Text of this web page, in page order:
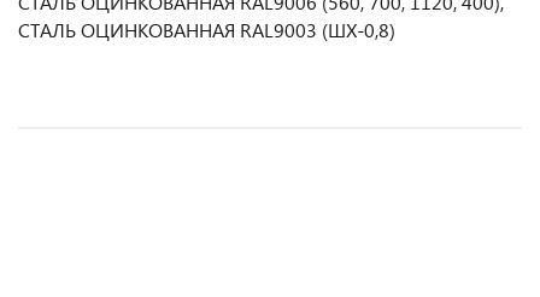
СТАЛЬ ОЦИНКОВАННАЯ RAL9003 (ШХ-0,8)